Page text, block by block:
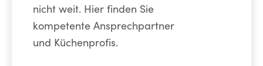
nicht weit. Hier finden Sie
kompetente Ansprechpartner
und Küchenprofis.